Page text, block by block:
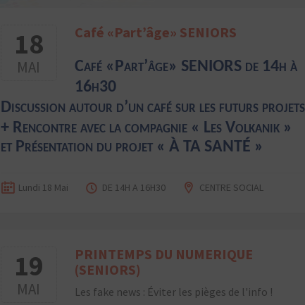
18
MAI
Café «Part’âge» SENIORS
Café «Part’âge» SENIORS de 14h à
16h30
Discussion autour d’un café sur les futurs projets
+ Rencontre avec la compagnie « Les Volkanik»
et Présentation du projet « À TA SANTÉ »
Lundi 18 Mai DE 14H A 16H30 CENTRE SOCIAL
19
MAI
PRINTEMPS DU NUMERIQUE
(SENIORS)
Les fake news : Éviter les pièges de l'info !